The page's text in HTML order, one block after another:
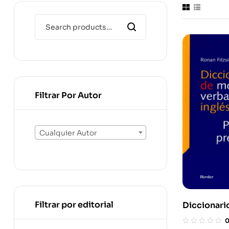
Verbales
0
Filtrar Por Autor
Cualquier Autor
Filtrar por editorial